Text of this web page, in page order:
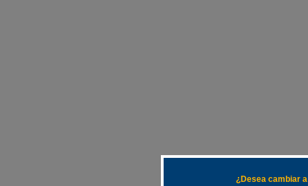
¿Desea cambiar